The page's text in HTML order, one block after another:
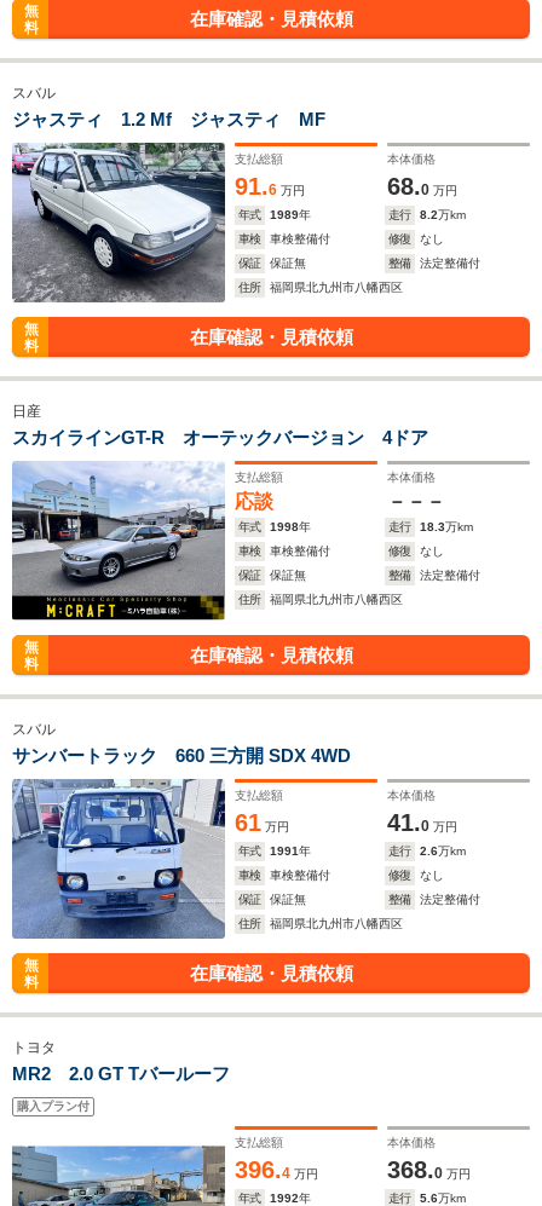
無
料
在庫確認・見積依頼
スバル
ジャスティ 1.2 Mf ジャスティ MF
支払総額
91.6 万円
本体価格
68.0 万円
年式
1989年 走行 8.2万km
車検
車検整備付 修復
なし
保証
保証無 整備
法定整備付
住所
福岡県北九州市八幡西区
無
料
在庫確認・見積依頼
日産
スカイラインGT-R オーテックバージョン 4ドア
支払総額
応談
本体価格
－－－
年式 1998年 走行 18.3万km
車検
車検整備付 修復
なし
保証
保証無 整備
法定整備付
住所
福岡県北九州市八幡西区
無
料
在庫確認・見積依頼
スバル
サンバートラック 660 三方開 SDX 4WD
支払総額
61 万円
本体価格
41.0 万円
年式
1991年 走行 2.6万km
車検
車検整備付 修復
なし
保証
保証無 整備
法定整備付
住所
福岡県北九州市八幡西区
無
料
在庫確認・見積依頼
トヨタ
MR2 2.0 GT Tバールーフ
購入プラン付
支払総額
396.4 万円
本体価格
368.0 万円
年式
1992年 走行 5.6万km